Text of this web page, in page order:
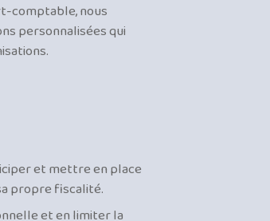
comptable, nous
personnalisées qui
et mettre en place
propre fiscalité.
et en limiter la